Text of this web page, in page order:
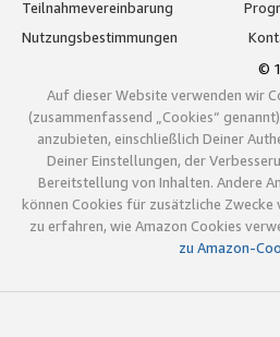
Teilnahmevereinbarung
Nutzungsbestimmungen
©
Auf dieser Website verwenden wir
(zusammenfassend „Cookies“
anzubieten, einschließlich Deiner
Deiner Einstellungen, der
Bereitstellung von Inhalten. Andere
können Cookies für zusätzliche Zwecke
zu erfahren, wie Amazon Cookies
zu Amazon-